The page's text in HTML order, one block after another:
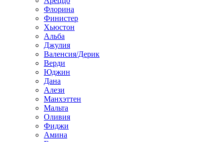
Флорина
Финистер
Хьюстон
Альба
Джулия
Валенсия/Дерик
Верди
Юджин
Дана
Алези
Манхэттен
Мальта
Оливия
Фиджи
Амина